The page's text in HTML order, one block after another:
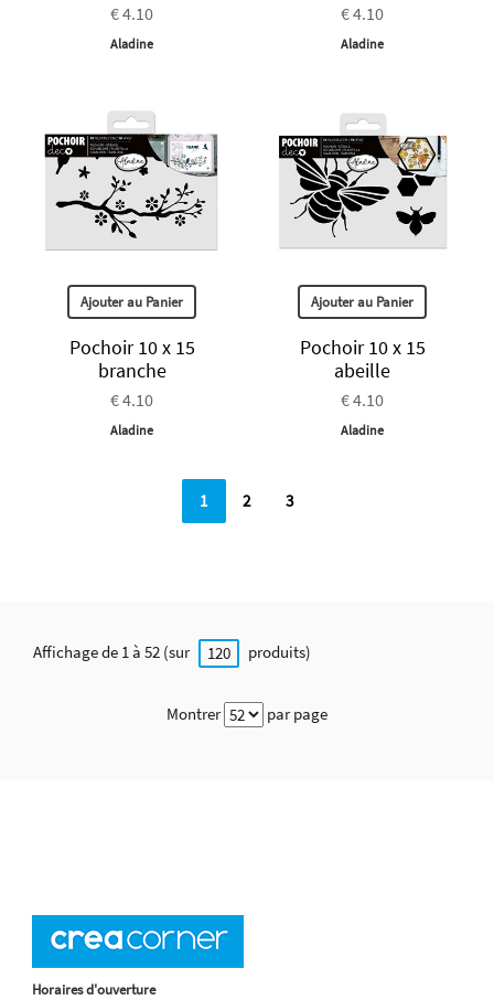
€ 4.10
Aladine
€ 4.10
Aladine
Ajouter au Panier
Pochoir 10 x 15
branche
€ 4.10
Aladine
Ajouter au Panier
Pochoir 10 x 15
abeille
€ 4.10
Aladine
1 2 3
Affichage de 1 à 52 (sur 120 produits)
Montrer par page
Horaires d'ouverture